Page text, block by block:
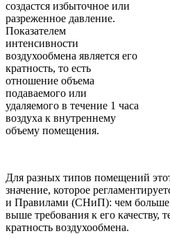
создастся избыточное или
разреженное давление.
Показателем
интенсивности
воздухообмена является его
кратность, то есть
отношение объема
подаваемого или
удаляемого в течение 1 часа
воздуха к внутреннему
объему помещения.
Для разных типов помещений
значение, которое
и Правилами (СНиП): чем больше
выше требования к его качеству,
кратность воздухообмена.